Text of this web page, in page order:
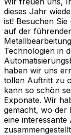
dieses Jahr
ist! Besuchen
auf der
Technologien in
haben wir uns
tollen Auftritt zu
kann so schön
Exponate. Wir
gemacht, wo der
eine